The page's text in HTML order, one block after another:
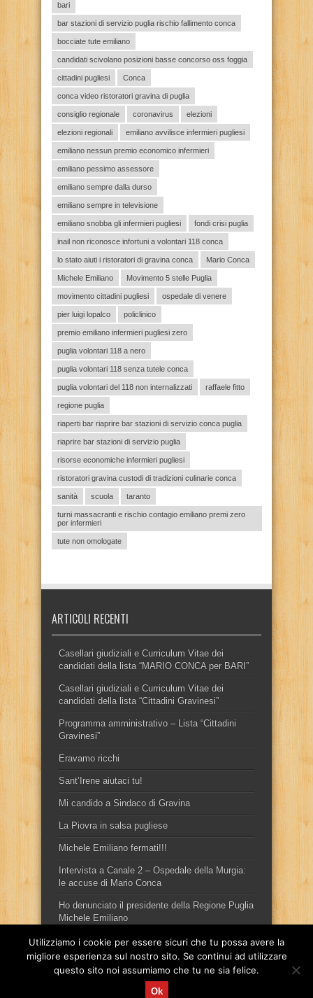
bari
bar stazioni di servizio puglia rischio fallimento conca
bocciate tute emiliano
candidati scivolano posizioni basse concorso oss foggia
cittadini pugliesi Conca
conca video ristoratori gravina di puglia
consiglio regionale coronavirus elezioni
elezioni regionali emiliano avvilisce infermieri pugliesi
emiliano nessun premio economico infermieri
emiliano pessimo assessore
emiliano sempre dalla durso
emiliano sempre in televisione
emiliano snobba gli infermieri pugliesi fondi crisi puglia
inail non riconosce infortuni a volontari 118 conca
lo stato aiuti i ristoratori di gravina conca Mario Conca
Michele Emiliano Movimento 5 stelle Puglia
movimento cittadini pugliesi ospedale di venere
pier luigi lopalco policlinico
premio emiliano infermieri pugliesi zero
puglia volontari 118 a nero
puglia volontari 118 senza tutele conca
puglia volontari del 118 non internalizzati raffaele fitto
regione puglia
riaperti bar riaprire bar stazioni di servizio conca puglia
riaprire bar stazioni di servizio puglia
risorse economiche infermieri pugliesi
ristoratori gravina custodi di tradizioni culinarie conca
sanità scuola taranto
turni massacranti e rischio contagio emiliano premi zero
per infermieri
tute non omologate
ARTICOLI RECENTI
Casellari giudiziali e Curriculum Vitae dei
candidati della lista “MARIO CONCA per BARI”
Casellari giudiziali e Curriculum Vitae dei
candidati della lista “Cittadini Gravinesi”
Programma amministrativo – Lista “Cittadini
Gravinesi”
Eravamo ricchi
Sant’Irene aiutaci tu!
Mi candido a Sindaco di Gravina
La Piovra in salsa pugliese
Michele Emiliano fermati!!!
Intervista a Canale 2 – Ospedale della Murgia:
le accuse di Mario Conca
Ho denunciato il presidente della Regione Puglia
Michele Emiliano
Sito ufficiale del candidato sindaco, per la città di Gravina in
Utilizziamo i cookie per essere sicuri che tu possa avere la
migliore esperienza sul nostro sito. Se continui ad utilizzare
questo sito noi assumiamo che tu ne sia felice.
Ok